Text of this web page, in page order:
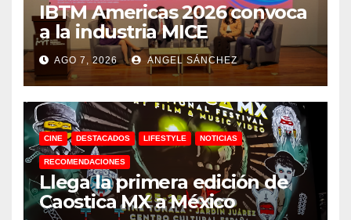
IBTM Americas 2026 convoca
a la industria MICE
AGO 7, 2026 ANGEL SÁNCHEZ
CINE DESTACADOS LIFESTYLE NOTICIAS
RECOMENDACIONES
Llega la primera edición de
Caostica MX a México